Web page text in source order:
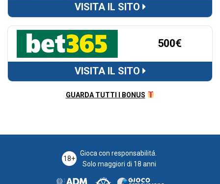
VISITA IL SITO
500€
VISITA IL SITO
GUARDA TUTTI I BONUS
18+
Gioca con responsabilitá.
Solo maggiori di 18 anni